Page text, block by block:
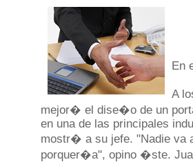
En
A
mejor� el dise�o de un
en una de las principales
mostr� a su jefe. "Nadie va
porquer�a", opino �ste.